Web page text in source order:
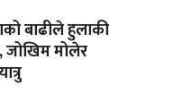
बाढीले हुलाकी
जोखिम मोलेर